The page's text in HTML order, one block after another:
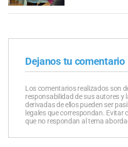
Dejanos tu comentario
Los comentarios realizados son
responsabilidad de sus autores y
derivadas de ellos pueden ser
legales que correspondan. Evitar
que no respondan al tema